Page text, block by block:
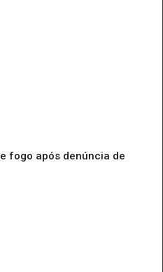
fogo após denúncia de